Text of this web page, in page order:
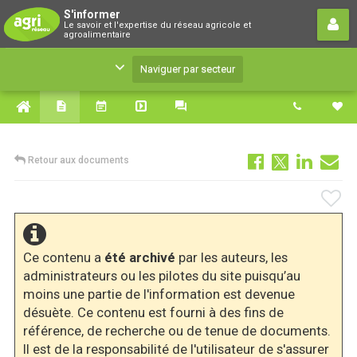
S'informer
Le savoir et l'expertise du réseau agricole et
agroalimentaire
Le savoir et l'expertise du réseau agricole et
agroalimentaire
Naviguer par secteur
Retour aux documents
Ce contenu a été archivé par les auteurs, les
administrateurs ou les pilotes du site puisqu’au
moins une partie de l'information est devenue
désuète. Ce contenu est fourni à des fins de
référence, de recherche ou de tenue de documents.
Il est de la responsabilité de l'utilisateur de s'assurer